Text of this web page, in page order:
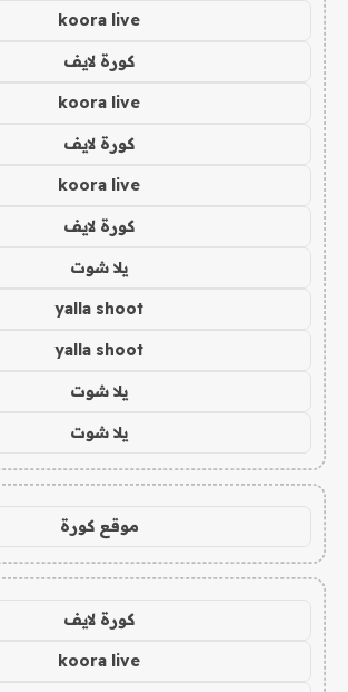
koora live
كورة لايف
koora live
كورة لايف
koora live
كورة لايف
يلا شوت
yalla shoot
yalla shoot
يلا شوت
يلا شوت
موقع كورة
كورة لايف
koora live